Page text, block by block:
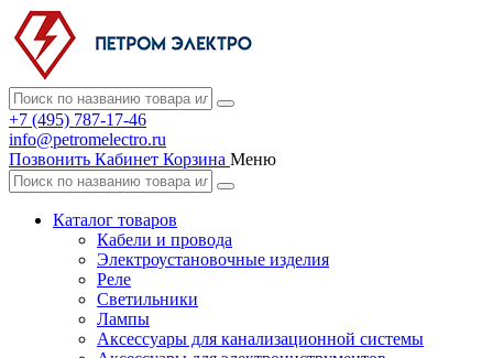
+7 (495) 787-17-46
info@petromelectro.ru
Позвонить Кабинет Корзина Меню
Каталог товаров
Кабели и провода
Электроустановочные изделия
Реле
Светильники
Лампы
Аксессуары для канализационной системы